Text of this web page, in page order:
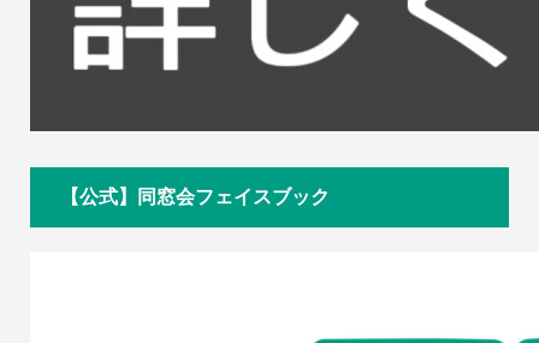
【公式】同窓会フェイスブック